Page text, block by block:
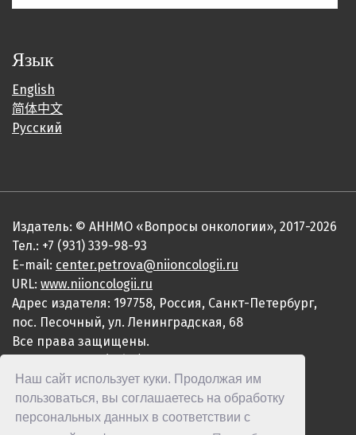
Наш сайт использует куки. Продолжая им
пользоваться, вы соглашаетесь на обработку
персональных данных в соответствии с
Язык
English
简体中文
Русский
Издатель: © АННМО «Вопросы онкологии», 2017-2026
Тел.: +7 (931) 339-98-93
E-mail: center.petrova@niioncologii.ru
URL: www.niioncologii.ru
Адрес издателя: 197758, Россия, Санкт-Петербург,
пос. Песочный, ул. Ленинградская, 68
Все права защищены.
ISSN 2949-4915 (Online)